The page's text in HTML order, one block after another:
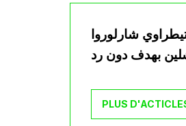
تيطراوي شارلوروا
PLUS